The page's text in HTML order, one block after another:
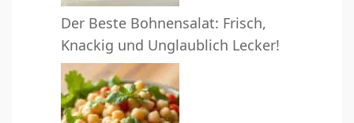
Der Beste Bohnensalat: Frisch,
Knackig und Unglaublich Lecker!